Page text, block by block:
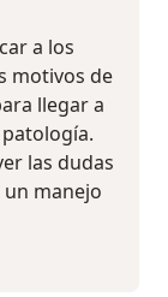
a los
motivos de
llegar a
las dudas
manejo